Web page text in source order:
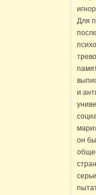
Для
и
он